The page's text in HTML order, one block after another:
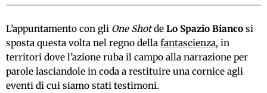
L’appuntamento con gli One Shotde Lo Spazio Bianco si
sposta questa volta nel regno della fantascienza, in
territori dove l’azione ruba il campo alla narrazione per
parole lasciandole in coda a restituire una cornice agli
eventi di cui siamo stati testimoni.